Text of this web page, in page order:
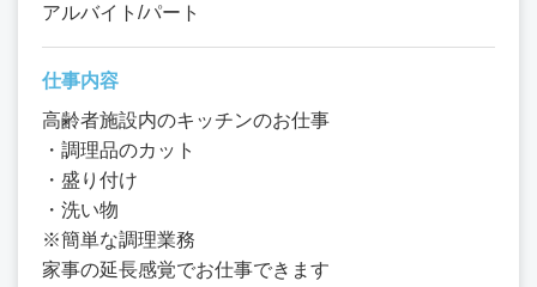
アルバイト/パート
仕事内容
高齢者施設内のキッチンのお仕事
・調理品のカット
・盛り付け
・洗い物
※簡単な調理業務
家事の延長感覚でお仕事できます